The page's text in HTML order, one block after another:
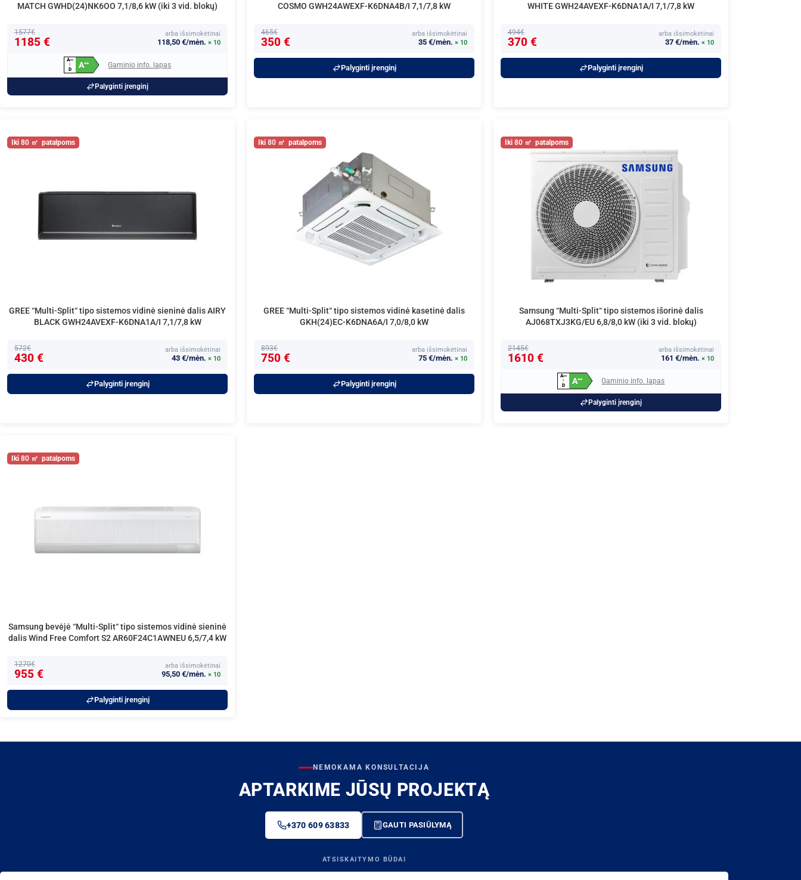
MATCH GWHD(24)NK6OO 7,1/8,6 kW (iki 3 vid. blokų)
1577€
1185 €
arba išsimokėtinai
118,50 €/mėn. × 10
A+++
↑
D
A++ Gaminio info. lapas
Palyginti įrenginį
COSMO GWH24AWEXF-K6DNA4B/I 7,1/7,8 kW
465€
350 €
arba išsimokėtinai
35 €/mėn. × 10
Palyginti įrenginį
WHITE GWH24AVEXF-K6DNA1A/I 7,1/7,8 kW
494€
370 €
arba išsimokėtinai
37 €/mėn. × 10
Palyginti įrenginį
80
GREE “Multi-Split“ tipo sistemos vidinė sieninė dalis AIRY
BLACK GWH24AVEXF-K6DNA1A/I 7,1/7,8 kW
572€
430 €
arba išsimokėtinai
43 €/mėn. × 10
Palyginti įrenginį
80
GREE “Multi-Split“ tipo sistemos vidinė kasetinė dalis
GKH(24)EC-K6DNA6A/I 7,0/8,0 kW
893€
750 €
arba išsimokėtinai
75 €/mėn. × 10
Palyginti įrenginį
80
Samsung “Multi-Split“ tipo sistemos išorinė dalis
AJ068TXJ3KG/EU 6,8/8,0 kW (iki 3 vid. blokų)
2145€
1610 €
arba išsimokėtinai
161 €/mėn. × 10
A+++
↑
D
A++ Gaminio info. lapas
Palyginti įrenginį
80
Samsung bevėjė “Multi-Split“ tipo sistemos vidinė sieninė
dalis Wind Free Comfort S2 AR60F24C1AWNEU 6,5/7,4 kW
1270€
955 €
arba išsimokėtinai
95,50 €/mėn. × 10
Palyginti įrenginį
NEMOKAMA KONSULTACIJA
APTARKIME JŪSŲ PROJEKTĄ
+370 609 63833 GAUTI PASIŪLYMĄ
ATSISKAITYMO BŪDAI